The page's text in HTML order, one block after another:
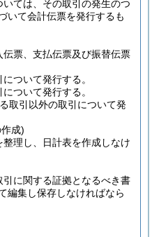
ては、その取引の発生のつ
いて会計伝票を発行するも
票、支払伝票及び振替伝票
ついて発行する。
ついて発行する。
取引以外の取引について発
成)
理し、日計表を作成しなけ
に関する証拠となるべき書
編集し保存しなければなら